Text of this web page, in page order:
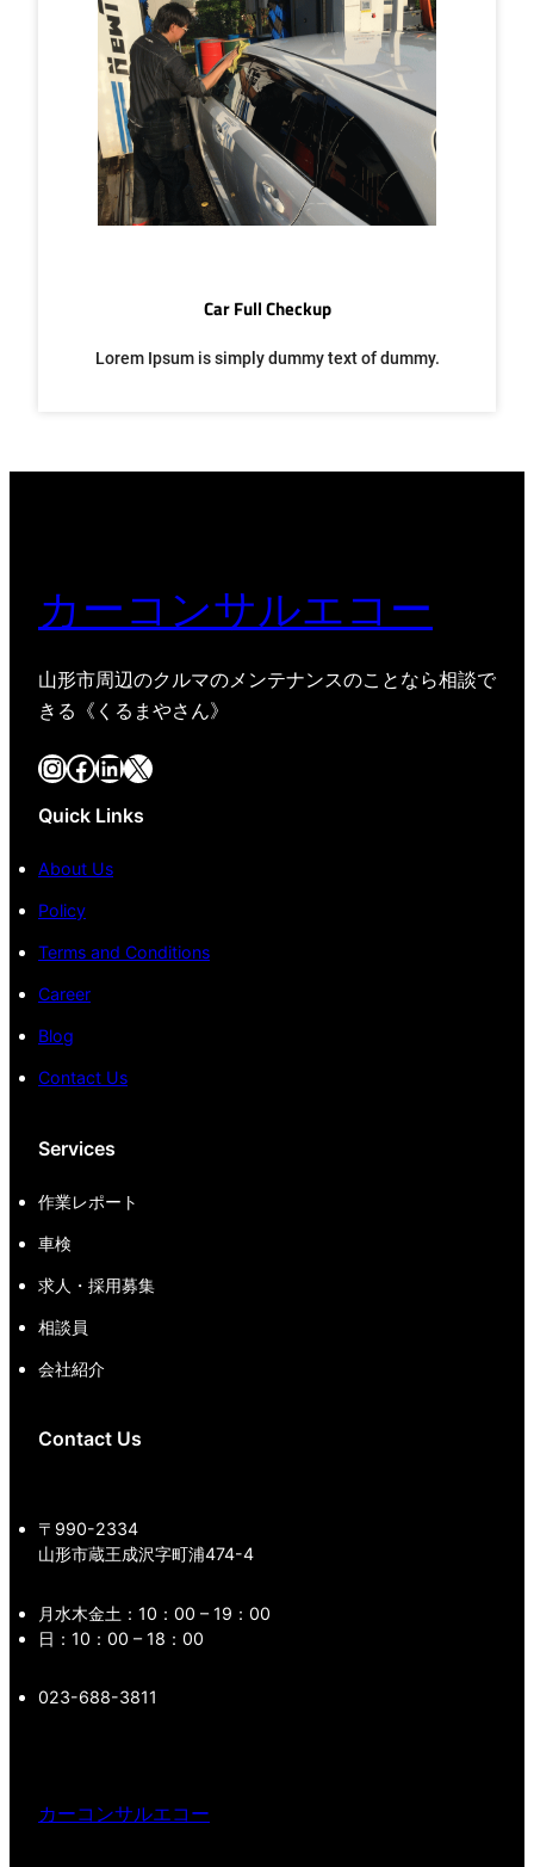
Car Full Checkup
Lorem Ipsum is simply dummy text of dummy.
カーコンサルエコー
山形市周辺のクルマのメンテナンスのことなら相談で
きる《くるまやさん》
InstagramFacebook LinkedIn X
Quick Links
About Us
Policy
Terms and Conditions
Career
Blog
Contact Us
Services
作業レポート
車検
求人・採用募集
相談員
会社紹介
Contact Us
〒990-2334
山形市蔵王成沢字町浦474-4
月水木金土：10：00 – 19：00
日：10：00 – 18：00
023-688-3811
カーコンサルエコー